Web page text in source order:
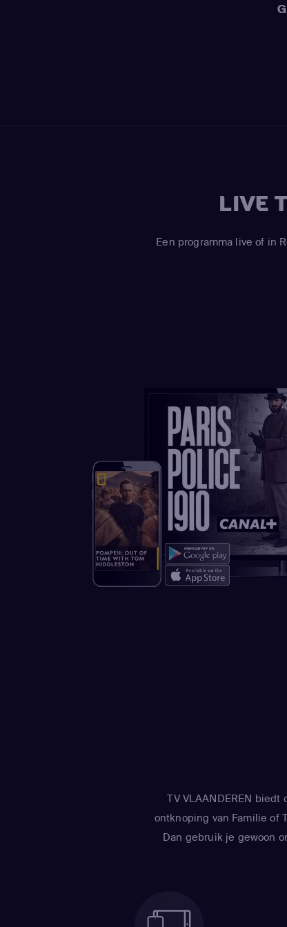
LIVE
Een programma live of in
TV VLAANDEREN
ontknoping van Familie of
Dan gebruik je gewoon